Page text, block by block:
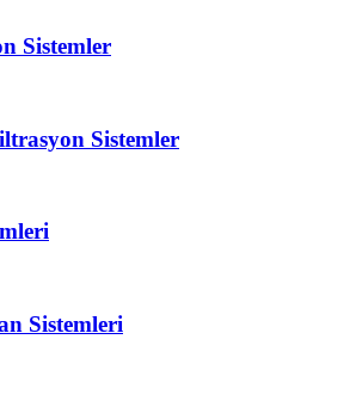
Sistemler
Sistemler
Sistemleri